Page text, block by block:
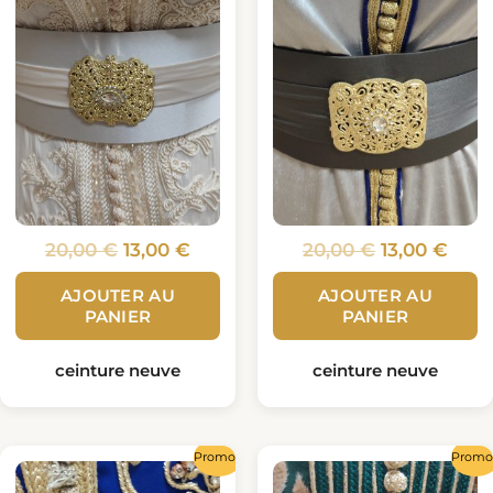
20,00€ 13,00 €
AJOUTER AU
PANIER
ceinture neuve
20,00€ 13,00 €
AJOUTER AU
PANIER
ceinture neuve
Promo !
Le
prix
Le
prix
Le
prix
Le
prix